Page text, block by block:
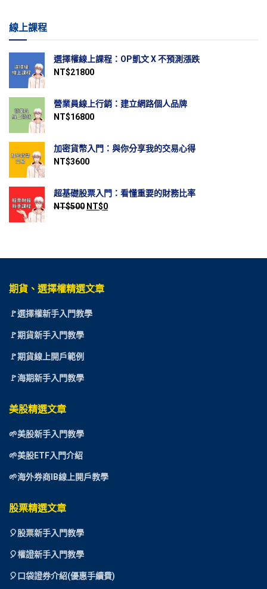
線上課程
選擇權線上課程：OP凱文 X 不預測漲跌
NT$21800
營業員線上行銷：建立網路個人品牌
NT$16800
加密貨幣入門：與你分享我的交易心得
NT$3600
超基礎股票入門：看懂重要的財務比率
NT$500 NT$0
期貨、選擇權精選文章
🚩選擇權新手入門教學
🚩期貨新手入門教學
🚩期貨線上開戶範例
🚩海期新手入門教學
美股精選文章
🌱美股新手入門教學
🌱美股ETF入門介紹
🌱海外券商IB線上開戶教學
股票精選文章
🎈股票新手入門教學
🎈權證新手入門教學
🎈口袋證券介紹(優惠手續費)